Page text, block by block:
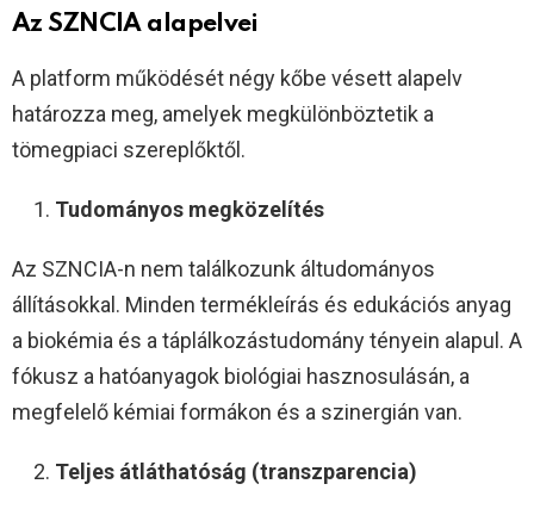
Az SZNCIA alapelvei
A platform működését négy kőbe vésett alapelv
határozza meg, amelyek megkülönböztetik a
tömegpiaci szereplőktől.
Tudományos megközelítés
Az SZNCIA-n nem találkozunk áltudományos
állításokkal. Minden termékleírás és edukációs anyag
a biokémia és a táplálkozástudomány tényein alapul. A
fókusz a hatóanyagok biológiai hasznosulásán, a
megfelelő kémiai formákon és a szinergián van.
Teljes átláthatóság (transzparencia)